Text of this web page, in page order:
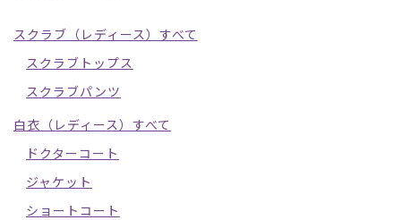
スクラブ（レディース）すべて
スクラブトップス
スクラブパンツ
白衣（レディース）すべて
ドクターコート
ジャケット
ショートコート